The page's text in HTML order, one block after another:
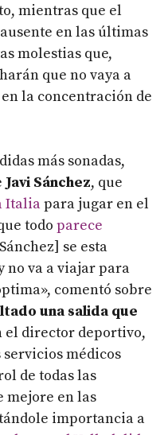
mientras que el
en las últimas
molestias que,
que no vaya a
la concentración de
más sonadas,
Javi Sánchez, que
Italiapara jugar en el
todo parece
se esta
no va a viajar para
comentó sobre
una salida que
el director deportivo,
médicos
de todas las
mejore en las
importancia a